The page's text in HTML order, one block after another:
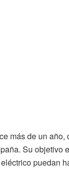
más de un año,
Su objetivo
puedan